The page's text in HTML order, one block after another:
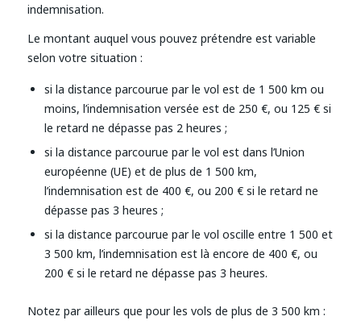
indemnisation.
Le montant auquel vous pouvez prétendre est variable
selon votre situation :
si la distance parcourue par le vol est de 1 500 km ou
moins, l’indemnisation versée est de 250 €, ou 125 € si
le retard ne dépasse pas 2 heures ;
si la distance parcourue par le vol est dans l’Union
européenne (UE) et de plus de 1 500 km,
l’indemnisation est de 400 €, ou 200 € si le retard ne
dépasse pas 3 heures ;
si la distance parcourue par le vol oscille entre 1 500 et
3 500 km, l’indemnisation est là encore de 400 €, ou
200 € si le retard ne dépasse pas 3 heures.
Notez par ailleurs que pour les vols de plus de 3 500 km :